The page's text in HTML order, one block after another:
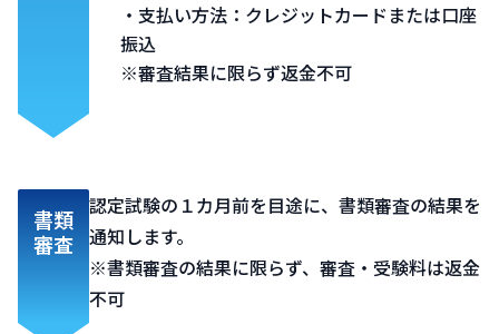
​・支払い方法：クレジットカードまたは口座
振込​
※審査結果に限らず返金不可
書類
審査
認定試験の１カ月前を目途に、書類審査の結果を
通知​します。
※書類審査の結果に限らず、審査・受験料は返金
不可​